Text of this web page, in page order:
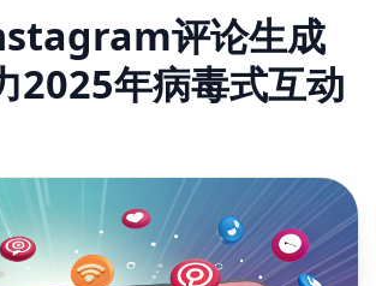
评论生成
2025年病毒式互动